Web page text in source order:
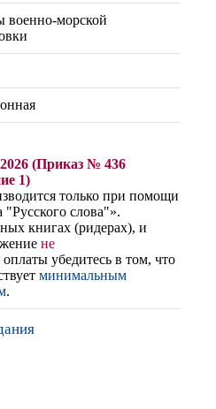
военно-морской
(Приказ № 436
1)
только при помощи
слова"».
книгах (ридерах), и
не
убедитесь в том, что
минимальным
.